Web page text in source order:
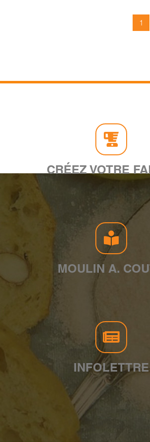
1
CRÉEZ VOTRE
MOULIN A.
INFOLETTRE